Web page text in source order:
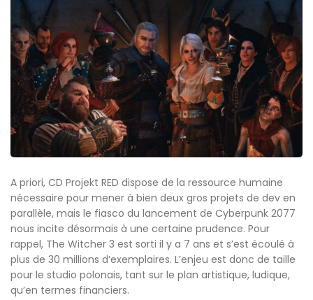
A priori, CD Projekt RED dispose de la ressource humaine
nécessaire pour mener à bien deux gros projets de dev en
parallèle, mais le fiasco du lancement de Cyberpunk 2077
nous incite désormais à une certaine prudence. Pour
rappel, The Witcher 3 est sorti il y a 7 ans et s’est écoulé à
plus de 30 millions d’exemplaires. L’enjeu est donc de taille
pour le studio polonais, tant sur le plan artistique, ludique,
qu’en termes financiers.